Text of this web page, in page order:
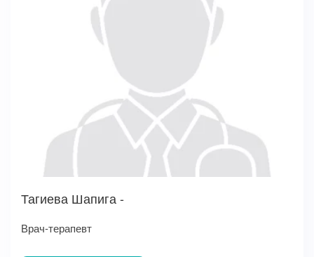
Тагиева Шапига -
Врач-терапевт